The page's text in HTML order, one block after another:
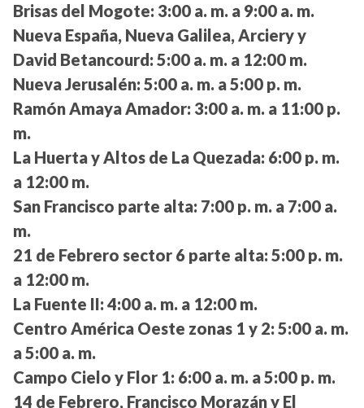
Brisas del Mogote: 3:00 a. m. a 9:00 a. m.
Nueva España, Nueva Galilea, Arciery y
David Betancourd: 5:00 a. m. a 12:00 m.
Nueva Jerusalén: 5:00 a. m. a 5:00 p. m.
Ramón Amaya Amador: 3:00 a. m. a 11:00 p.
m.
La Huerta y Altos de La Quezada: 6:00 p. m.
a 12:00 m.
San Francisco parte alta: 7:00 p. m. a 7:00 a.
m.
21 de Febrero sector 6 parte alta: 5:00 p. m.
a 12:00 m.
La Fuente II: 4:00 a. m. a 12:00 m.
Centro América Oeste zonas 1 y 2: 5:00 a. m.
a 5:00 a. m.
Campo Cielo y Flor 1: 6:00 a. m. a 5:00 p. m.
14 de Febrero, Francisco Morazán y El